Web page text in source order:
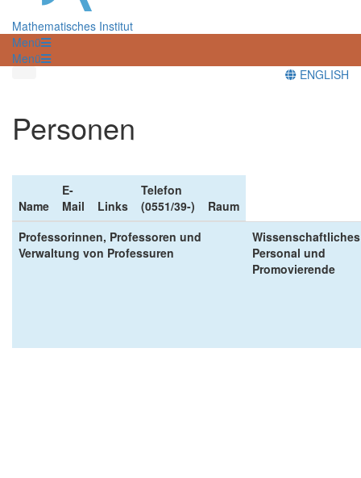
Mathematisches Institut
Menü
Menü
ENGLISH
Personen
Name
E-
Mail
Links
Telefon
(0551/39-)
Raum
Professorinnen, Professoren und
Verwaltung von Professuren
Wissenschaftliches
Personal und
Promovierende